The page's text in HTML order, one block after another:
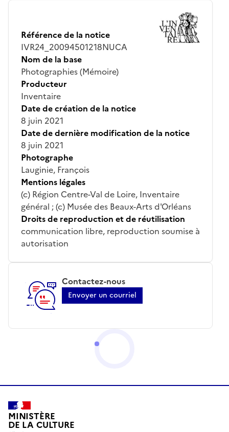
Référence de la notice
IVR24_20094501218NUCA
Nom de la base
Photographies (Mémoire)
Producteur
Inventaire
Date de création de la notice
8 juin 2021
Date de dernière modification de la notice
8 juin 2021
Photographe
Lauginie, François
Mentions légales
(c) Région Centre-Val de Loire, Inventaire
général ; (c) Musée des Beaux-Arts d'Orléans
Droits de reproduction et de réutilisation
communication libre, reproduction soumise à
autorisation
Contactez-nous
Envoyer un courriel
MINISTÈRE
DE LA CULTURE